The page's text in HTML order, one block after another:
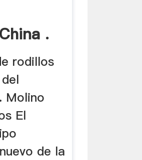
.
rodillos
Molino
El
de la